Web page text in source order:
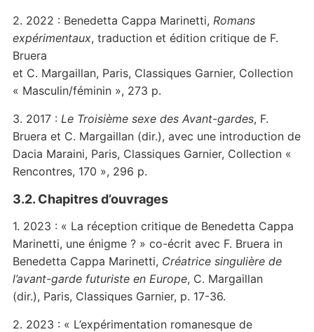
2. 2022 : Benedetta Cappa Marinetti, Romans
expérimentaux, traduction et édition critique de F.
Bruera
et C. Margaillan, Paris, Classiques Garnier, Collection
« Masculin/féminin », 273 p.
3. 2017 : Le Troisième sexe des Avant-gardes, F.
Bruera et C. Margaillan (dir.), avec une introduction de
Dacia Maraini, Paris, Classiques Garnier, Collection «
Rencontres, 170 », 296 p.
3.2. Chapitres d’ouvrages
1. 2023 : « La réception critique de Benedetta Cappa
Marinetti, une énigme ? » co-écrit avec F. Bruera in
Benedetta Cappa Marinetti, Créatrice singulière de
l’avant-garde futuriste en Europe, C. Margaillan
(dir.), Paris, Classiques Garnier, p. 17-36.
2. 2023 : « L’expérimentation romanesque de